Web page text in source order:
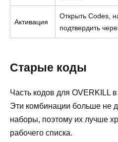
Активация
Открыть Codes,
подтвердить
Старые коды
Часть кодов для OVERKILL
Эти комбинации больше не
наборы, поэтому их лучше
рабочего списка.